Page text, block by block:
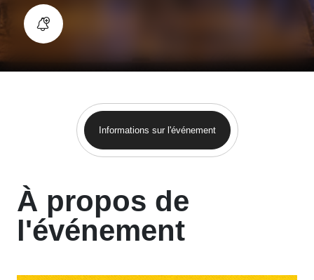
Informations sur l'événement
À propos de
l'événement